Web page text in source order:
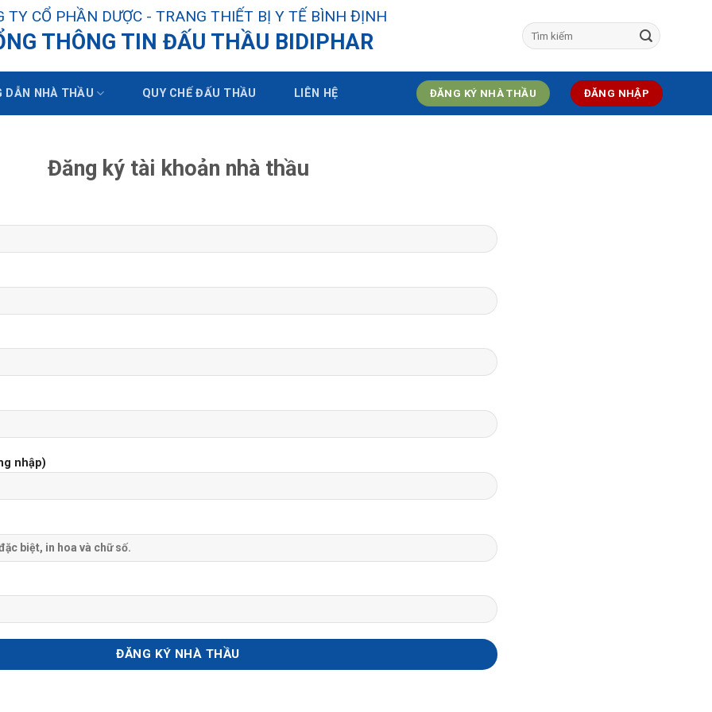
TY CỔ PHẦN DƯỢC - TRANG THIẾT BỊ Y TẾ BÌNH ĐỊNH
THÔNG TIN ĐẤU THẦU BIDIPHAR
DẪN NHÀ THẦU QUY CHẾ ĐẤU THẦU LIÊN HỆ ĐĂNG KÝ NHÀ THẦU ĐĂNG NHẬP
Đăng ký tài khoản nhà thầu
nhập)